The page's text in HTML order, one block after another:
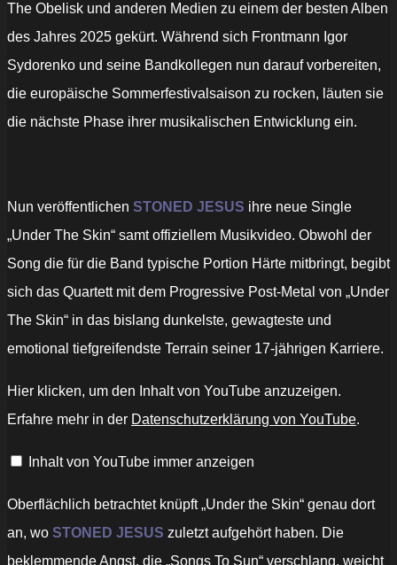
The Obelisk und anderen Medien zu einem der besten Alben
des Jahres 2025 gekürt. Während sich Frontmann Igor
Sydorenko und seine Bandkollegen nun darauf vorbereiten,
die europäische Sommerfestivalsaison zu rocken, läuten sie
die nächste Phase ihrer musikalischen Entwicklung ein.
Nun veröffentlichen STONED JESUS ​​ihre neue Single
„Under The Skin“ samt offiziellem Musikvideo. Obwohl der
Song die für die Band typische Portion Härte mitbringt, begibt
sich das Quartett mit dem Progressive Post-Metal von „Under
The Skin“ in das bislang dunkelste, gewagteste und
emotional tiefgreifendste Terrain seiner 17-jährigen Karriere.
„Stoned
Jesus
Under
(Official
YouTube
Hier klicken, um den Inhalt von YouTube anzuzeigen.
Erfahre mehr in der Datenschutzerklärung von YouTube.
Inhalt von YouTube immer anzeigen
Oberflächlich betrachtet knüpft „Under the Skin“ genau dort
an, wo STONED JESUS ​​zuletzt aufgehört haben. Die
beklemmende Angst, die „Songs To Sun“ verschlang, weicht